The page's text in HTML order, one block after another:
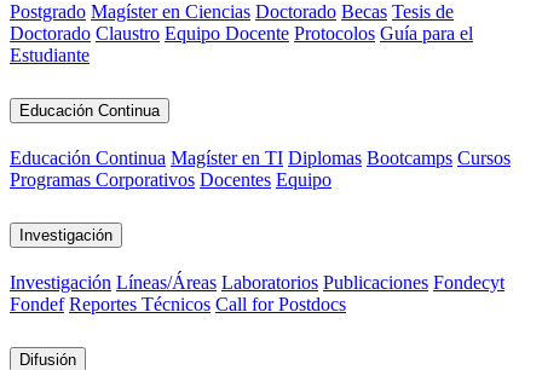
Postgrado Magíster en Ciencias Doctorado Becas Tesis de
Doctorado Claustro Equipo Docente Protocolos Guía para el
Estudiante
Educación Continua
Educación Continua Magíster en TI Diplomas Bootcamps Cursos
Programas Corporativos Docentes Equipo
Investigación
Investigación Líneas/Áreas Laboratorios Publicaciones Fondecyt
Fondef Reportes Técnicos Call for Postdocs
Difusión